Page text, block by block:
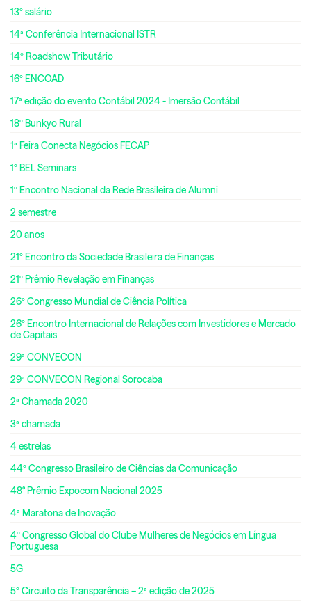
13º salário
14ª Conferência Internacional ISTR
14º Roadshow Tributário
16º ENCOAD
17ª edição do evento Contábil 2024 - Imersão Contábil
18º Bunkyo Rural
1ª Feira Conecta Negócios FECAP
1º BEL Seminars
1º Encontro Nacional da Rede Brasileira de Alumni
2 semestre
20 anos
21º Encontro da Sociedade Brasileira de Finanças
21º Prêmio Revelação em Finanças
26º Congresso Mundial de Ciência Política
26º Encontro Internacional de Relações com Investidores e Mercado
de Capitais
29ª CONVECON
29ª CONVECON Regional Sorocaba
2ª Chamada 2020
3ª chamada
4 estrelas
44º Congresso Brasileiro de Ciências da Comunicação
48° Prêmio Expocom Nacional 2025
4ª Maratona de Inovação
4º Congresso Global do Clube Mulheres de Negócios em Língua
Portuguesa
5G
5º Circuito da Transparência – 2ª edição de 2025